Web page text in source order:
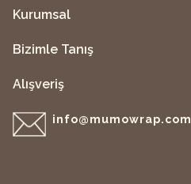
Kurumsal
Bizimle Tanış
Alışveriş
info@mumowrap.com